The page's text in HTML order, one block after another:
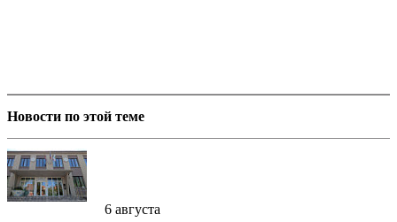
Новости по этой теме
6 августа